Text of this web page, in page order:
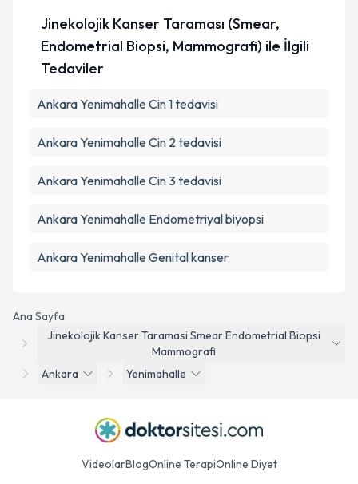
Ana Sayfa
Jinekolojik Kanser Taramasi Smear Endometrial Biopsi
Mammografi
Ankara
Yenimahalle
Jinekolojik Kanser Taraması (Smear,
Endometrial Biopsi, Mammografi) ile İlgili
Tedaviler
Ankara Yenimahalle Cin 1 tedavisi
Ankara Yenimahalle Cin 2 tedavisi
Ankara Yenimahalle Cin 3 tedavisi
Ankara Yenimahalle Endometriyal biyopsi
Ankara Yenimahalle Genital kanser
VideolarBlogOnline TerapiOnline Diyet